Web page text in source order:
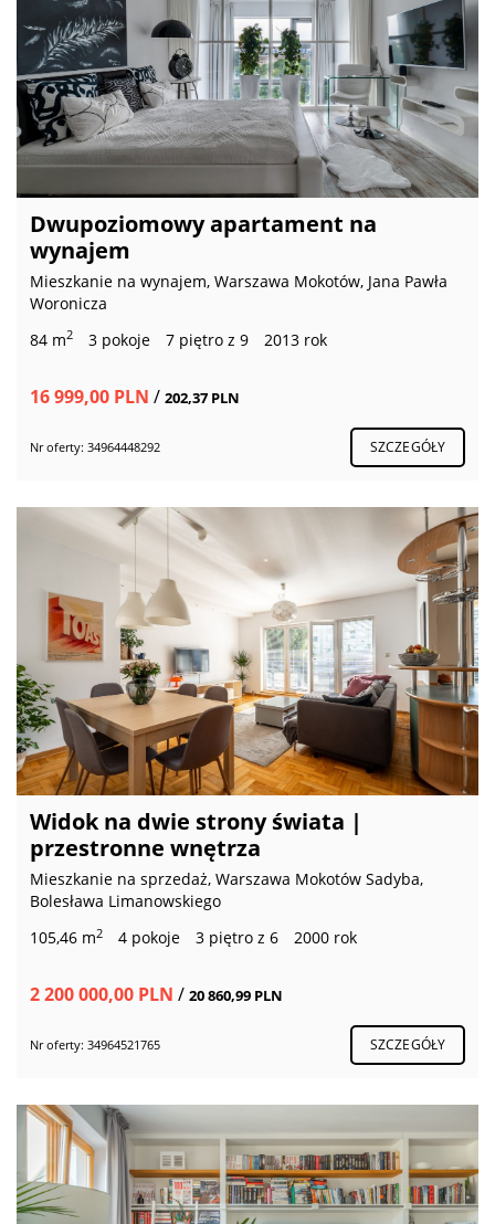
Dwupoziomowy apartament na
wynajem
Mieszkanie na wynajem, Warszawa Mokotów, Jana Pawła
Woronicza
84 m2 3 pokoje 7 piętro z 9 2013 rok
16 999,00 PLN / 202,37 PLN
Nr oferty: 34964448292 SZCZEGÓŁY
Widok na dwie strony świata |
przestronne wnętrza
Mieszkanie na sprzedaż, Warszawa Mokotów Sadyba,
Bolesława Limanowskiego
105,46 m2 4 pokoje 3 piętro z 6 2000 rok
2 200 000,00 PLN / 20 860,99 PLN
Nr oferty: 34964521765 SZCZEGÓŁY